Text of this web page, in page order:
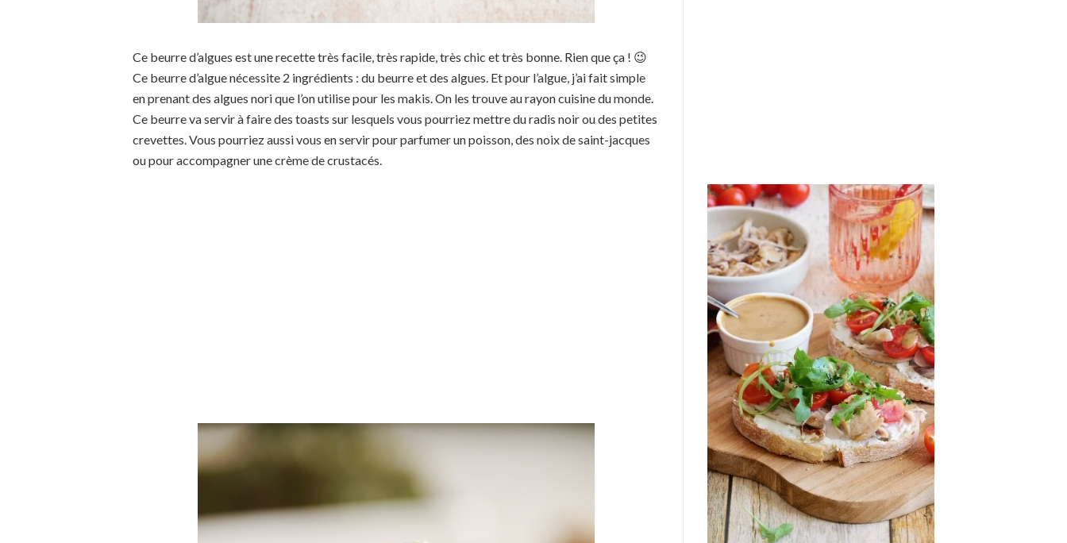
Ce beurre d’algues est une recette très facile, très rapide, très chic et très bonne. Rien que ça ! 😉
Ce beurre d’algue nécessite 2 ingrédients : du beurre et des algues. Et pour l’algue, j’ai fait simple
en prenant des algues nori que l’on utilise pour les makis. On les trouve au rayon cuisine du monde.
Ce beurre va servir à faire des toasts sur lesquels vous pourriez mettre du radis noir ou des petites
crevettes. Vous pourriez aussi vous en servir pour parfumer un poisson, des noix de saint-jacques
ou pour accompagner une crème de crustacés.